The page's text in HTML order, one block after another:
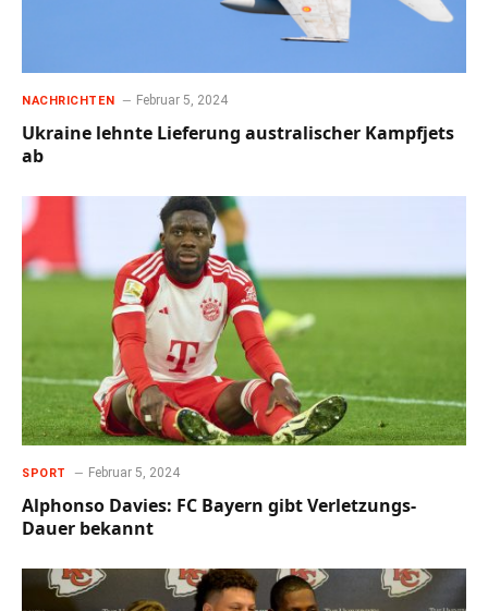
NACHRICHTEN Februar 5, 2024
Ukraine lehnte Lieferung australischer Kampfjets
ab
SPORT Februar 5, 2024
Alphonso Davies: FC Bayern gibt Verletzungs-
Dauer bekannt